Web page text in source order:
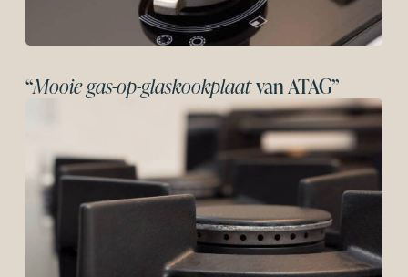
“Mooie gas-op-glaskookplaatvan ATAG”